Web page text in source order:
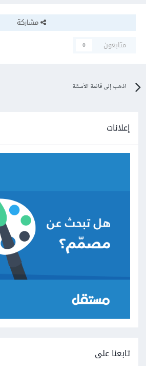
مشاركة
متابعون
0
اذهب إلى قائمة الأسئلة
إعلانات
تابعنا على